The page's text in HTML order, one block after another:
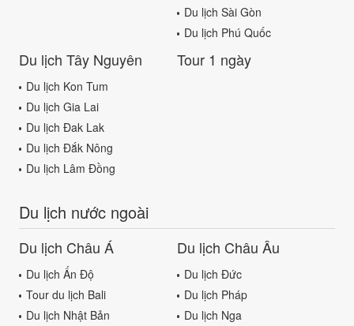
Du lịch Sài Gòn
Du lịch Phú Quốc
Du lịch Tây Nguyên
Du lịch Kon Tum
Du lịch Gia Lai
Du lịch Đak Lak
Du lịch Đắk Nông
Du lịch Lâm Đồng
Tour 1 ngày
Du lịch nước ngoài
Du lịch Châu Á
Du lịch Ấn Độ
Tour du lịch Bali
Du lịch Nhật Bản
Du lịch Châu Âu
Du lịch Đức
Du lịch Pháp
Du lịch Nga